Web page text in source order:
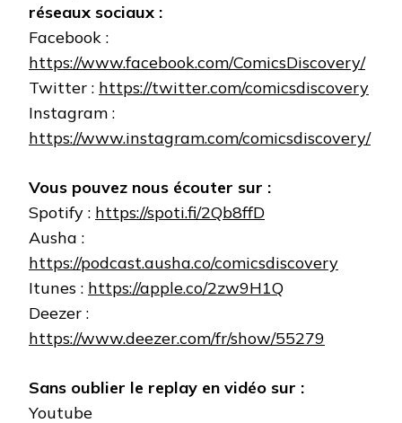
réseaux sociaux :
Facebook :
https://www.facebook.com/ComicsDiscovery/
Twitter : https://twitter.com/comicsdiscovery
Instagram :
https://www.instagram.com/comicsdiscovery/
Vous pouvez nous écouter sur :
Spotify : https://spoti.fi/2Qb8ffD
Ausha :
https://podcast.ausha.co/comicsdiscovery
Itunes : https://apple.co/2zw9H1Q
Deezer :
https://www.deezer.com/fr/show/55279
Sans oublier le replay en vidéo sur :
Youtube